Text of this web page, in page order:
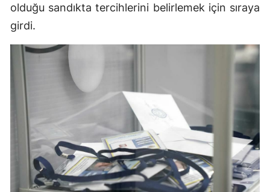
olduğu sandıkta tercihlerini belirlemek için sıraya
girdi.